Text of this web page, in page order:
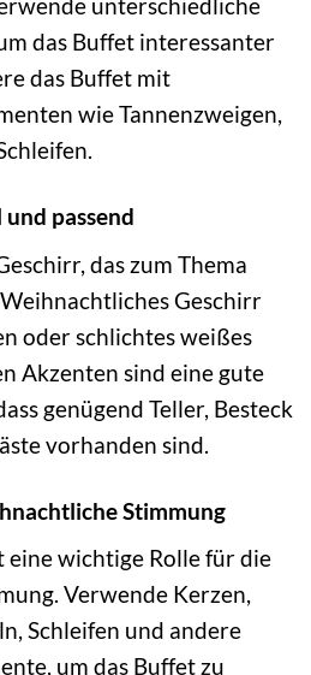
unterschiedliche
das Buffet interessanter
das Buffet mit
wie Tannenzweigen,
passend
das zum Thema
Geschirr
oder schlichtes weißes
Akzenten sind eine gute
genügend Teller, Besteck
vorhanden sind.
Stimmung
eine wichtige Rolle für die
Verwende Kerzen,
Schleifen und andere
um das Buffet zu